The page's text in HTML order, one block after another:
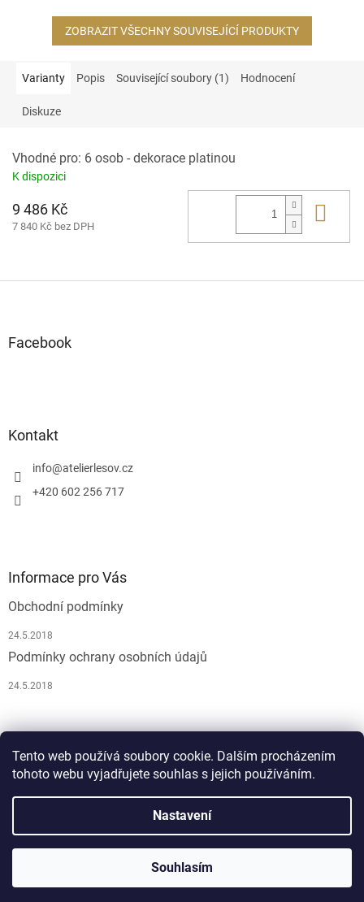
Tento web používá soubory cookie. Dalším procházením
tohoto webu vyjadřujete souhlas s jejich používáním.
Nastavení
Souhlasím
ZOBRAZIT VŠECHNY SOUVISEJÍCÍ PRODUKTY
Varianty Popis Související soubory (1) Hodnocení
Diskuze
Vhodné pro: 6 osob - dekorace platinou
K dispozici
9 486 Kč
7 840 Kč bez DPH
Facebook
Kontakt
info@atelierlesov.cz
+420 602 256 717
Informace pro Vás
Obchodní podmínky
24.5.2018
Podmínky ochrany osobních údajů
24.5.2018
Vytvořil Shoptet
Atelier JM Lesov. Všechna práva vyhrazena.